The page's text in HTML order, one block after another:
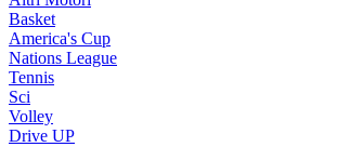
Basket
America's Cup
Nations League
Tennis
Sci
Volley
Drive UP